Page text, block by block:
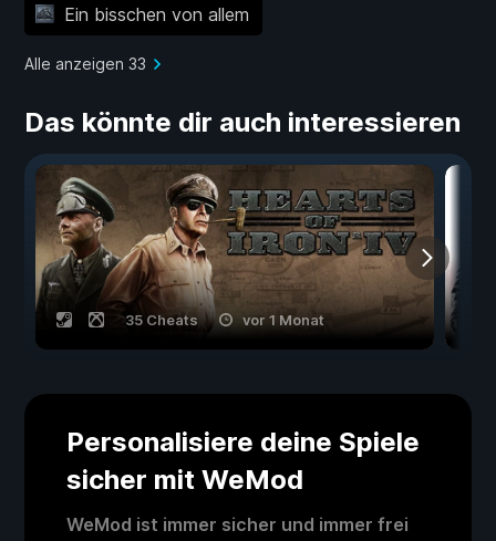
Ein bisschen von allem
Alle anzeigen 33
Das könnte dir auch interessieren
35 Cheats vor 1 Monat
Personalisiere deine Spiele
sicher mit WeMod
WeMod ist immer sicher und immer frei